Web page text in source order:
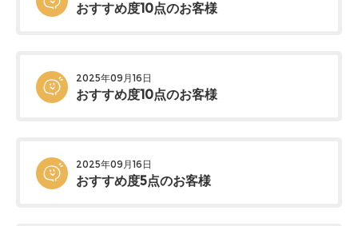
おすすめ度10点のお客様
2025年09月16日
おすすめ度10点のお客様
2025年09月16日
おすすめ度5点のお客様